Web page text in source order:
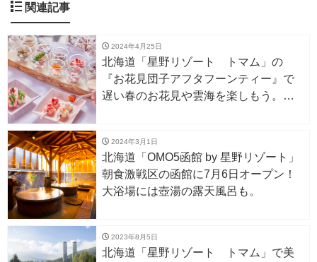
関連記事
2024年4月25日
北海道「星野リゾート トマム」の
『お花見団子アフタフーンティー』で
遅い春のお花見や雲海を楽しもう。
2024年3月1日
北海道「OMO5函館 by 星野リゾート」
朝食激戦区の函館に7月6日オープン！
大浴場には壺湯の露天風呂も。
2023年8月5日
北海道「星野リゾート トマム」で美